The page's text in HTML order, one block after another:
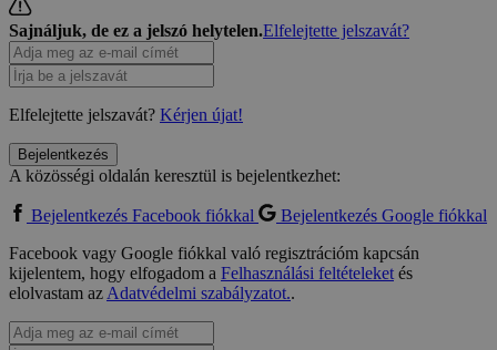
Sajnáljuk, de ez a jelszó helytelen.Elfelejtette jelszavát?
Elfelejtette jelszavát? Kérjen újat!
Bejelentkezés
A közösségi oldalán keresztül is bejelentkezhet:
Bejelentkezés Facebook fiókkal
Bejelentkezés Google fiókkal
Facebook vagy Google fiókkal való regisztrációm kapcsán
kijelentem, hogy elfogadom a Felhasználási feltételeketés
elolvastam azAdatvédelmi szabályzatot..